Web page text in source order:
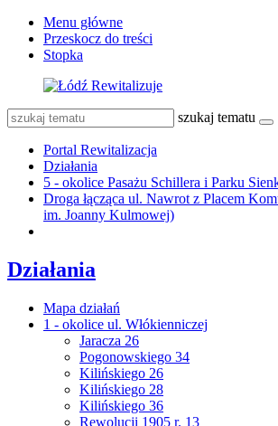
Menu główne
Przeskocz do treści
Stopka
szukaj tematu
Portal Rewitalizacja
Działania
5 - okolice Pasażu Schillera i Parku
Droga łącząca ul. Nawrot z Placem
im. Joanny Kulmowej)
Działania
Mapa działań
1 - okolice ul. Włókienniczej
Jaracza 26
Pogonowskiego 34
Kilińskiego 26
Kilińskiego 28
Kilińskiego 36
Rewolucji 1905 r. 13